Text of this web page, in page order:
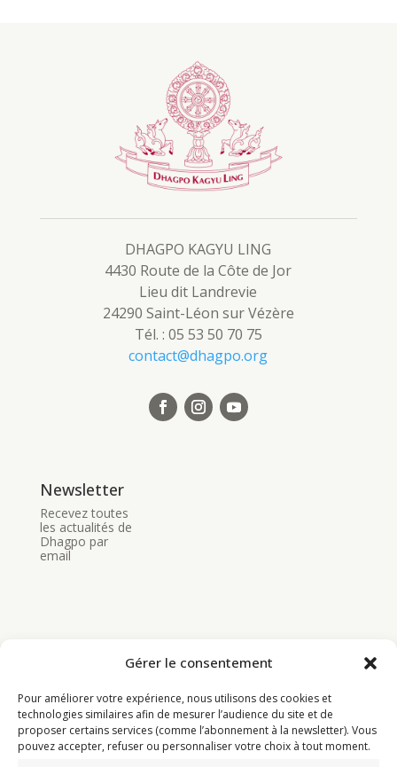
Gérer le consentement
Pour améliorer votre expérience, nous utilisons des cookies et
technologies similaires afin de mesurer l’audience du site et de
proposer certains services (comme l’abonnement à la newsletter). Vous
pouvez accepter, refuser ou personnaliser votre choix à tout moment.
DHAGPO KAGYU LING
4430 Route de la Côte de Jor
Lieu dit Landrevie
24290 Saint-Léon sur Vézère
Tél. : 05 53 50 70 75
contact@dhagpo.org
Newsletter
Recevez toutes
les actualités de
Dhagpo par
email
Programme
Actualités